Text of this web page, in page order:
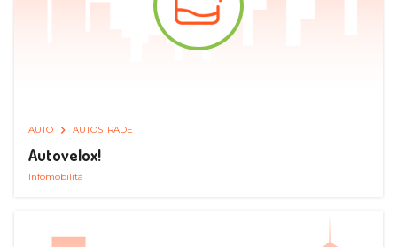
AUTO AUTOSTRADE
Autovelox!
Infomobilità